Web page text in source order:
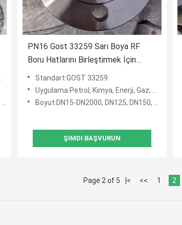
PN16 Gost 33259 Sarı Boya RF
Boru Hatlarını Birleştirmek İçin
Dövme Flanşlar
Standart:GOST 33259
Uygulama:Petrol, Kimya, Enerji, Gaz, Metalürji, Gemi İnşa, İnşaat, Vb.
Boyut:DN15-DN2000, DN125, DN150, DN200, DN250, DN300, DN350, DN400, DN450, DN500
ŞIMDI BAŞVURUN
Page 2 of 5 |< << 1 2